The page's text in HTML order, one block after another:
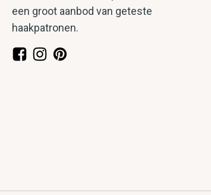
een groot aanbod van geteste
haakpatronen.